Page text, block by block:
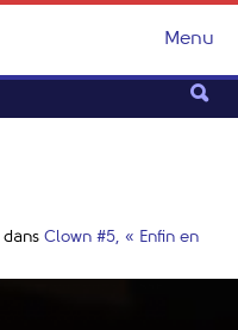
Menu
dans Clown #5, « Enfin en